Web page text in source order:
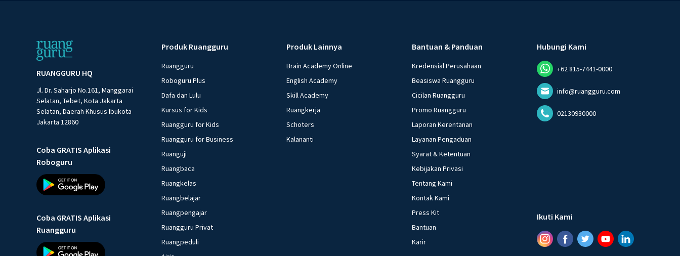
RUANGGURU HQ
Jl. Dr. Saharjo No.161, Manggarai
Selatan, Tebet, Kota Jakarta
Selatan, Daerah Khusus Ibukota
Jakarta 12860
Coba GRATIS Aplikasi
Roboguru
Coba GRATIS Aplikasi
Ruangguru
Produk Ruangguru
Ruangguru
Roboguru Plus
Dafa dan Lulu
Kursus for Kids
Ruangguru for Kids
Ruangguru for Business
Ruanguji
Ruangbaca
Ruangkelas
Ruangbelajar
Ruangpengajar
Ruangguru Privat
Ruangpeduli
Produk Lainnya
Brain Academy Online
English Academy
Skill Academy
Ruangkerja
Schoters
Kalananti
Bantuan & Panduan
Kredensial Perusahaan
Beasiswa Ruangguru
Cicilan Ruangguru
Promo Ruangguru
Laporan Kerentanan
Layanan Pengaduan
Syarat & Ketentuan
Kebijakan Privasi
Tentang Kami
Kontak Kami
Press Kit
Bantuan
Karir
Hubungi Kami
+62 815-7441-0000
info@ruangguru.com
02130930000
Ikuti Kami